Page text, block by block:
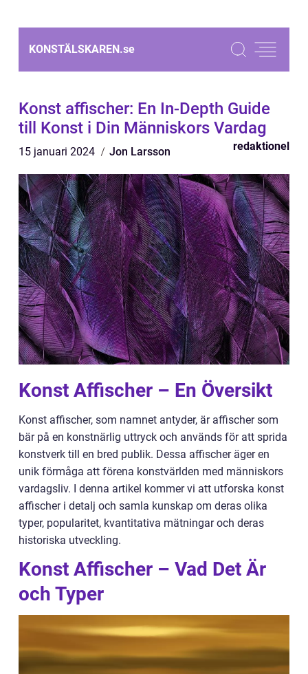
KONSTÄLSKAREN.se
Konst affischer: En In-Depth Guide
till Konst i Din Människors Vardag
15 januari 2024 Jon Larsson redaktionel
Konst Affischer – En Översikt
Konst affischer, som namnet antyder, är affischer som
bär på en konstnärlig uttryck och används för att sprida
konstverk till en bred publik. Dessa affischer äger en
unik förmåga att förena konstvärlden med människors
vardagsliv. I denna artikel kommer vi att utforska konst
affischer i detalj och samla kunskap om deras olika
typer, popularitet, kvantitativa mätningar och deras
historiska utveckling.
Konst Affischer – Vad Det Är
och Typer